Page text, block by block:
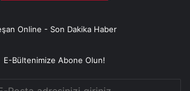
Online - Son Dakika Haber
E-Bültenimize Abone Olun!